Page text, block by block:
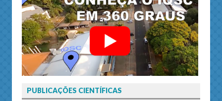
PUBLICAÇÕES CIENTÍFICAS